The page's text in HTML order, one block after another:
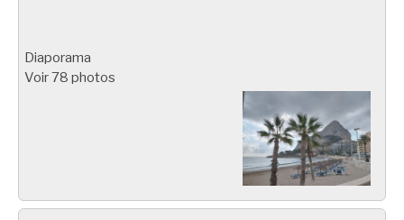
Diaporama
Voir 78 photos